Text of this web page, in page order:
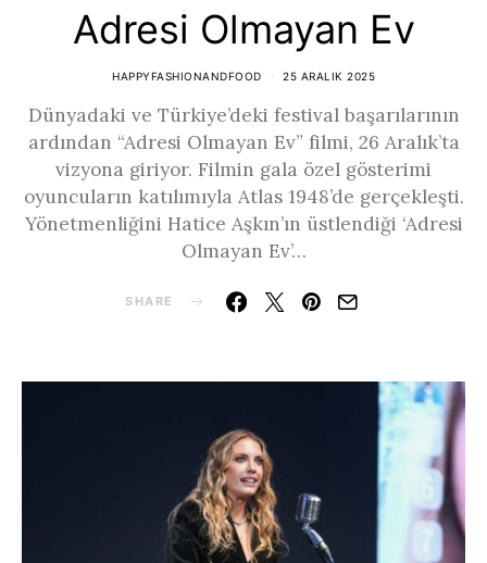
Adresi Olmayan Ev
HAPPYFASHIONANDFOOD 25 ARALIK 2025
Dünyadaki ve Türkiye’deki festival başarılarının
ardından “Adresi Olmayan Ev” filmi, 26 Aralık’ta
vizyona giriyor. Filmin gala özel gösterimi
oyuncuların katılımıyla Atlas 1948’de gerçekleşti.
Yönetmenliğini Hatice Aşkın’ın üstlendiği ‘Adresi
Olmayan Ev’…
SHARE